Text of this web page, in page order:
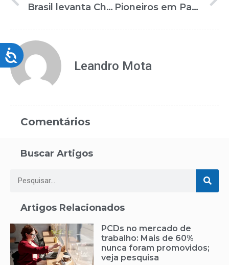
Acessibilidade
Brasil levanta Champs-Élysées durante a cerimônia de abertura dos Jogos Paralímpicos de Paris 2024
Pioneiros em Paris, medalhistas confiam em evolução de modalidades
Leandro Mota
Comentários
Buscar Artigos
Artigos Relacionados
PCDs no mercado de
trabalho: Mais de 60%
nunca foram promovidos;
veja pesquisa